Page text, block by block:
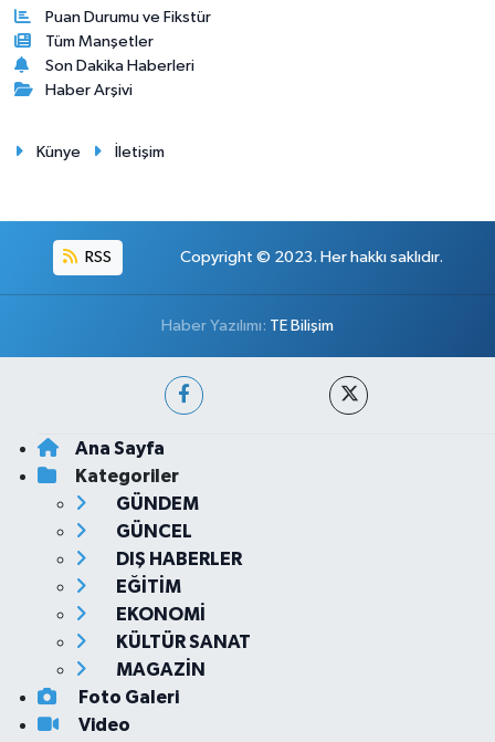
Puan Durumu ve Fikstür
Tüm Manşetler
Son Dakika Haberleri
Haber Arşivi
Künye İletişim
RSS Copyright © 2023. Her hakkı saklıdır.
Haber Yazılımı: TE Bilişim
Ana Sayfa
Kategoriler
GÜNDEM
GÜNCEL
DIŞ HABERLER
EĞİTİM
EKONOMİ
KÜLTÜR SANAT
MAGAZİN
Foto Galeri
Video